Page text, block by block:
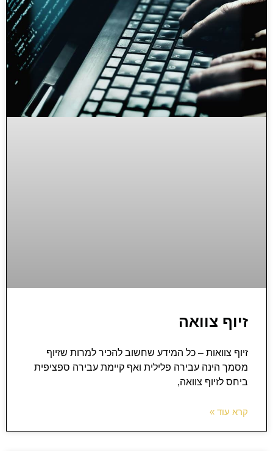
זיוף צוואה
זיוף צוואות – כל המידע שחשוב להכיר למרות שזיוף
מסמך הינה עבירה פלילית ואף קיימת עבירה ספציפית
ביחס לזיוף צוואה,
קרא עוד »